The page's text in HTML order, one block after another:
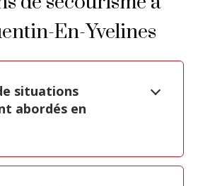
En-Yvelines
situations
abordés en